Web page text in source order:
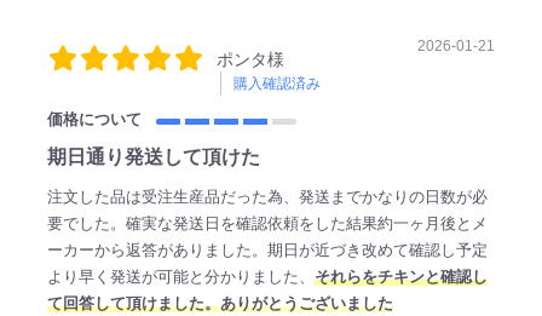
ポンタ様
購入確認済み
2026-01-21
価格について
期日通り発送して頂けた
注文した品は受注生産品だった為、発送までかなりの日数が必
要でした。確実な発送日を確認依頼をした結果約一ヶ月後とメ
ーカーから返答がありました。期日が近づき改めて確認し予定
より早く発送が可能と分かりました、 それらをチキンと確認し
て回答して頂けました。ありがとうございました